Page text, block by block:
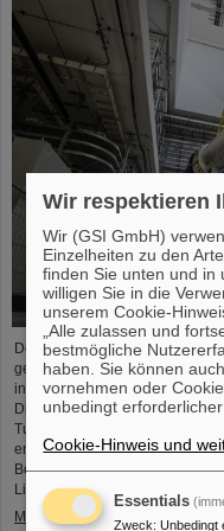
Der Startschuss für die
gefallen. Die hoch präzisen
internationalen
Die ersten tonnenschweren
Tunnel, 17 Meter unter der
entscheidenden Fortschritt in
Beschleunigers, der Ionen aller
Lichtgeschwindigkeit…
Mehr »
Wir respektieren
Wir (GSI GmbH)
Einzelheiten zu den
finden Sie unten und
willigen Sie in die
unserem Cookie-
„Alle zulassen und
bestmögliche
haben. Sie können
vornehmen oder
unbedingt erforderlicher
Cookie-Hinweis und
Essentials
Zweck: Unbedingt